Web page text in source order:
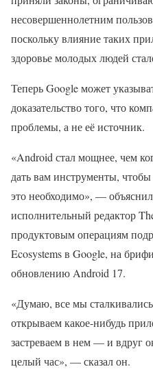
несовершеннолетним
поскольку влияние таких
здоровье молодых людей
Теперь Google может
доказательство того, что
проблемы, а не её источник.
«Android стал мощнее, чем
дать вам инструменты, чтобы
это необходимо», —
исполнительный редактор
продуктовым операциям
Ecosystems в Google, на
обновлению Android 17.
«Думаю, все мы
открываем какое-нибудь
застреваем в нем — и вдруг
целый час», — сказал он.